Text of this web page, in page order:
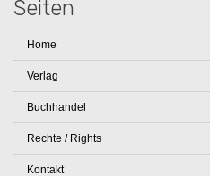
Seiten
Home
Verlag
Buchhandel
Rechte / Rights
Kontakt